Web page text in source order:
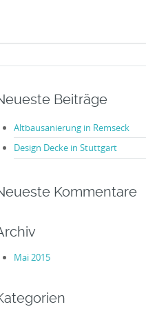
Beiträge
Altbausanierung in Remseck
Design Decke in Stuttgart
Kommentare
Mai 2015